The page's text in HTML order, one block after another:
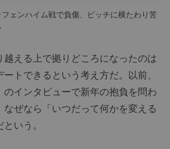
ェンハイム戦で負傷、ピッチに横たわり苦
える上で拠りどころになったのは
トできるという考え方だ。以前、
のインタビューで新年の抱負を問わ
ぜなら「いつだって何かを変える
いう。